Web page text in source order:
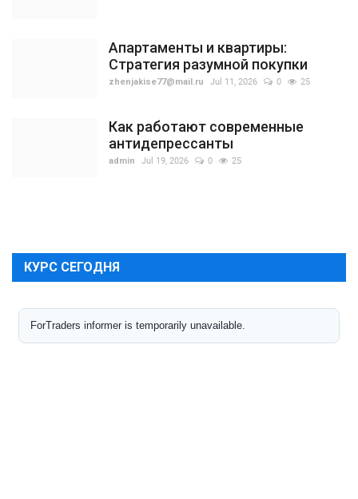
Апартаменты и квартиры:
Стратегия разумной покупки
zhenjakise77@mail.ru Jul 11, 2026 0 25
Как работают современные
антидепрессанты
admin Jul 19, 2026 0 25
КУРС СЕГОДНЯ